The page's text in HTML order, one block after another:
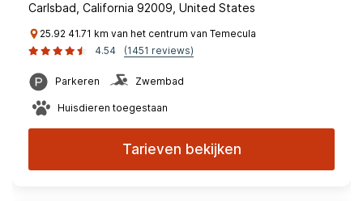
Carlsbad, California 92009, United States
25.92 41.71 km van het centrum van Temecula
4.54
(1451 reviews)
Parkeren Zwembad
Huisdieren toegestaan
Tarieven bekijken